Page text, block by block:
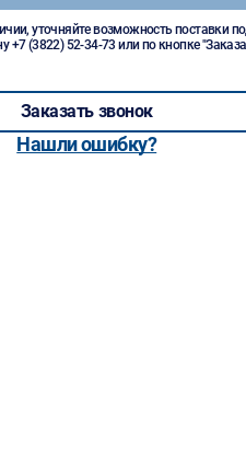
уточняйте возможность поставки
+7 (3822) 52-34-73 или по кнопке
Заказать звонок
Нашли ошибку?